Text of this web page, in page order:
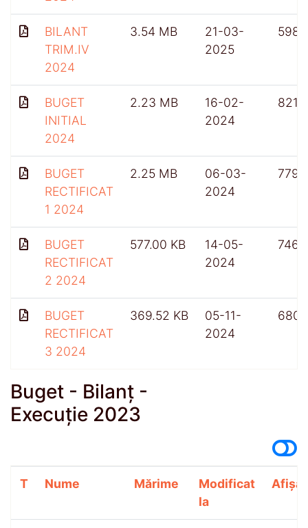
BILANT
TRIM.IV
2024
3.54 MB
21-03-
2025
598
BUGET
INITIAL
2024
2.23 MB
16-02-
2024
821
BUGET
RECTIFICAT
1 2024
2.25 MB
06-03-
2024
779
BUGET
RECTIFICAT
2 2024
577.00 KB
14-05-
2024
746
BUGET
RECTIFICAT
3 2024
369.52 KB
05-11-
2024
680
Buget - Bilanț -
Execuție 2023
T Nume Mărime
Modificat
la